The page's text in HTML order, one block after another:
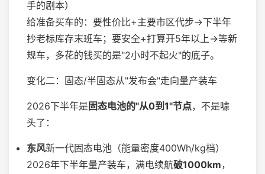
手的剧本）
给准备买车的：要性价比+主要市区代步→下半年
抄老标库存末班车；要安全+打算开5年以上→等新
规车，多花的钱买的是"2小时不起火"的底子。
变化二：固态/半固态从"发布会"走向量产装车
2026下半年是固态电池的"从0到1"节点，不是噱
头了：
东风新一代固态电池（能量密度400Wh/kg档）
2026年下半年量产装车，满电续航破1000km，